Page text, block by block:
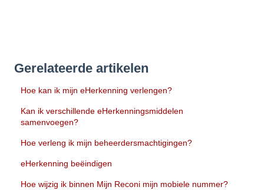
Gerelateerde artikelen
Hoe kan ik mijn eHerkenning verlengen?
Kan ik verschillende eHerkenningsmiddelen
samenvoegen?
Hoe verleng ik mijn beheerdersmachtigingen?
eHerkenning beëindigen
Hoe wijzig ik binnen Mijn Reconi mijn mobiele nummer?